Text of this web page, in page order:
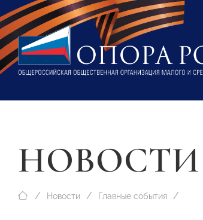
НОВОСТИ
Новости Главные события